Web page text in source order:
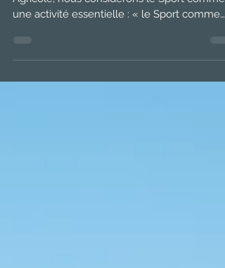
Aujourd’hui encore plus qu’hier, au Crédit
Agricole, nous considérons le Sport comme